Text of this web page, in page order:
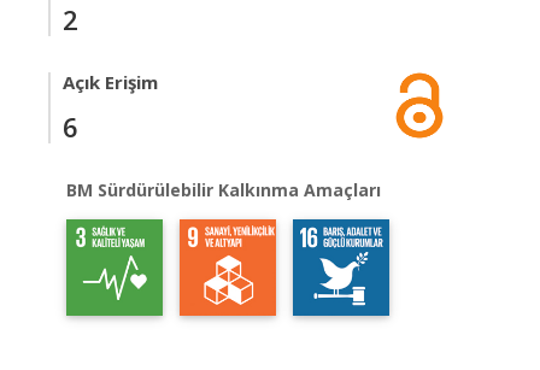
2
Açık Erişim
6
BM Sürdürülebilir Kalkınma Amaçları